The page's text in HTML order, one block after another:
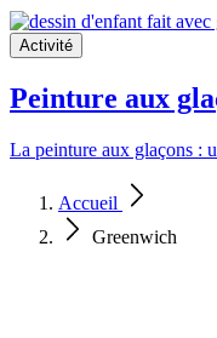
Activité
Peinture aux
La peinture aux glaçons :
Accueil
Greenwich